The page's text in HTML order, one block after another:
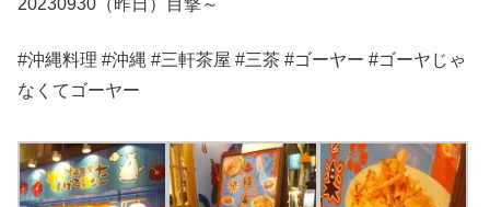
20230930（昨日）目撃～
#沖縄料理 #沖縄 #三軒茶屋 #三茶 #ゴーヤー #ゴーヤじゃ
なくてゴーヤー